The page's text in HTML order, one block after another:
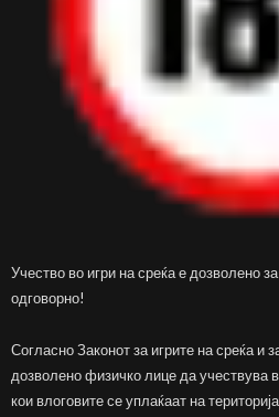
Учество во игри на среќа е дозволено
одговорно!
Согласно Законот за игрите на среќа и
дозволено физичко лице да учествува
кои влоговите се уплаќаат на